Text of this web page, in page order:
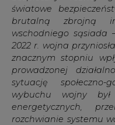
światowe
brutalną zbrojną
wschodniego sąsiada
2022 r. wojna
znacznym stopniu
prowadzonej
sytuację społeczno-
wybuchu wojny
energetycznych,
rozchwianie systemu